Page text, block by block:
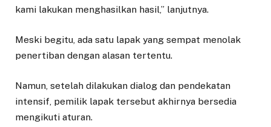
kami lakukan menghasilkan hasil,” lanjutnya.
Meski begitu, ada satu lapak yang sempat menolak
penertiban dengan alasan tertentu.
Namun, setelah dilakukan dialog dan pendekatan
intensif, pemilik lapak tersebut akhirnya bersedia
mengikuti aturan.